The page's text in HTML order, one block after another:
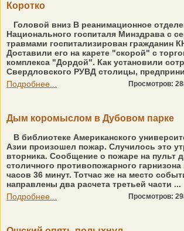
Коротко
Головой вниз В реанимационное
Национального госпиталя Минздрава с
травмами госпитализирован гражданин
Доставили его на карете "скорой" с
комплекса "Дордой". Как установили
Свердловского РУВД столицы,
Подробнее...
Просмотров:
Дым коромыслом в Дубовом парке
В библиотеке Американского
Азии произошел пожар. Случилось это
вторника. Сообщение о пожаре на пульт
столичного противопожарного
часов 36 минут. Тотчас же на место
направлены два расчета третьей части ...
Подробнее...
Просмотров: